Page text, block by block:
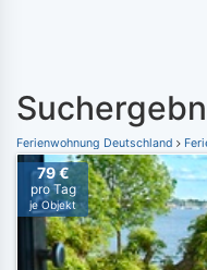
Ferienwohnung Deutschland
79 €
pro Tag
je Objekt